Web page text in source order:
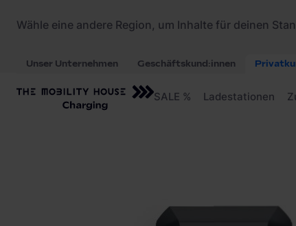
Startseite / Ladestationen / KEBA P40